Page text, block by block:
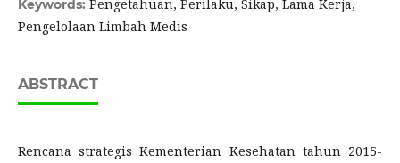
Keywords: Pengetahuan, Perilaku, Sikap, Lama Kerja,
Pengelolaan Limbah Medis
ABSTRACT
Rencana strategis Kementerian Kesehatan tahun 2015-